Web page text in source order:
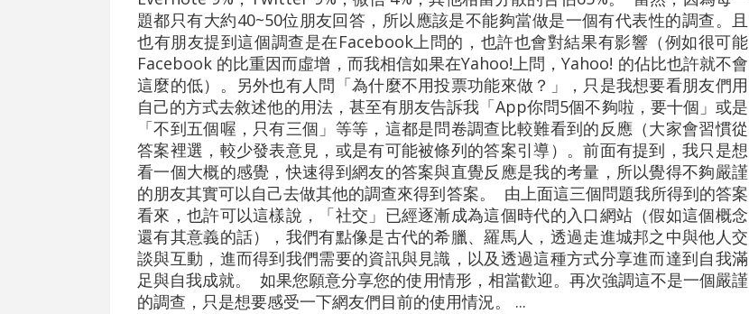
題都只有大約40~50位朋友回答，所以應該是不能夠當做是一個有代表性的調查。且
也有朋友提到這個調查是在Facebook上問的，也許也會對結果有影響（例如很可能
Facebook 的比重因而虛增，而我相信如果在Yahoo!上問，Yahoo! 的佔比也許就不會
這麼的低）。另外也有人問「為什麼不用投票功能來做？」，只是我想要看朋友們用
自己的方式去敘述他的用法，甚至有朋友告訴我「App你問5個不夠啦，要十個」或是
「不到五個喔，只有三個」等等，這都是問卷調查比較難看到的反應（大家會習慣從
答案裡選，較少發表意見，或是有可能被條列的答案引導）。前面有提到，我只是想
看一個大概的感覺，快速得到網友的答案與直覺反應是我的考量，所以覺得不夠嚴謹
的朋友其實可以自己去做其他的調查來得到答案。 由上面這三個問題我所得到的答案
看來，也許可以這樣說，「社交」已經逐漸成為這個時代的入口網站（假如這個概念
還有其意義的話），我們有點像是古代的希臘、羅馬人，透過走進城邦之中與他人交
談與互動，進而得到我們需要的資訊與見識，以及透過這種方式分享進而達到自我滿
足與自我成就。 如果您願意分享您的使用情形，相當歡迎。再次強調這不是一個嚴謹
的調查，只是想要感受一下網友們目前的使用情況。 ...